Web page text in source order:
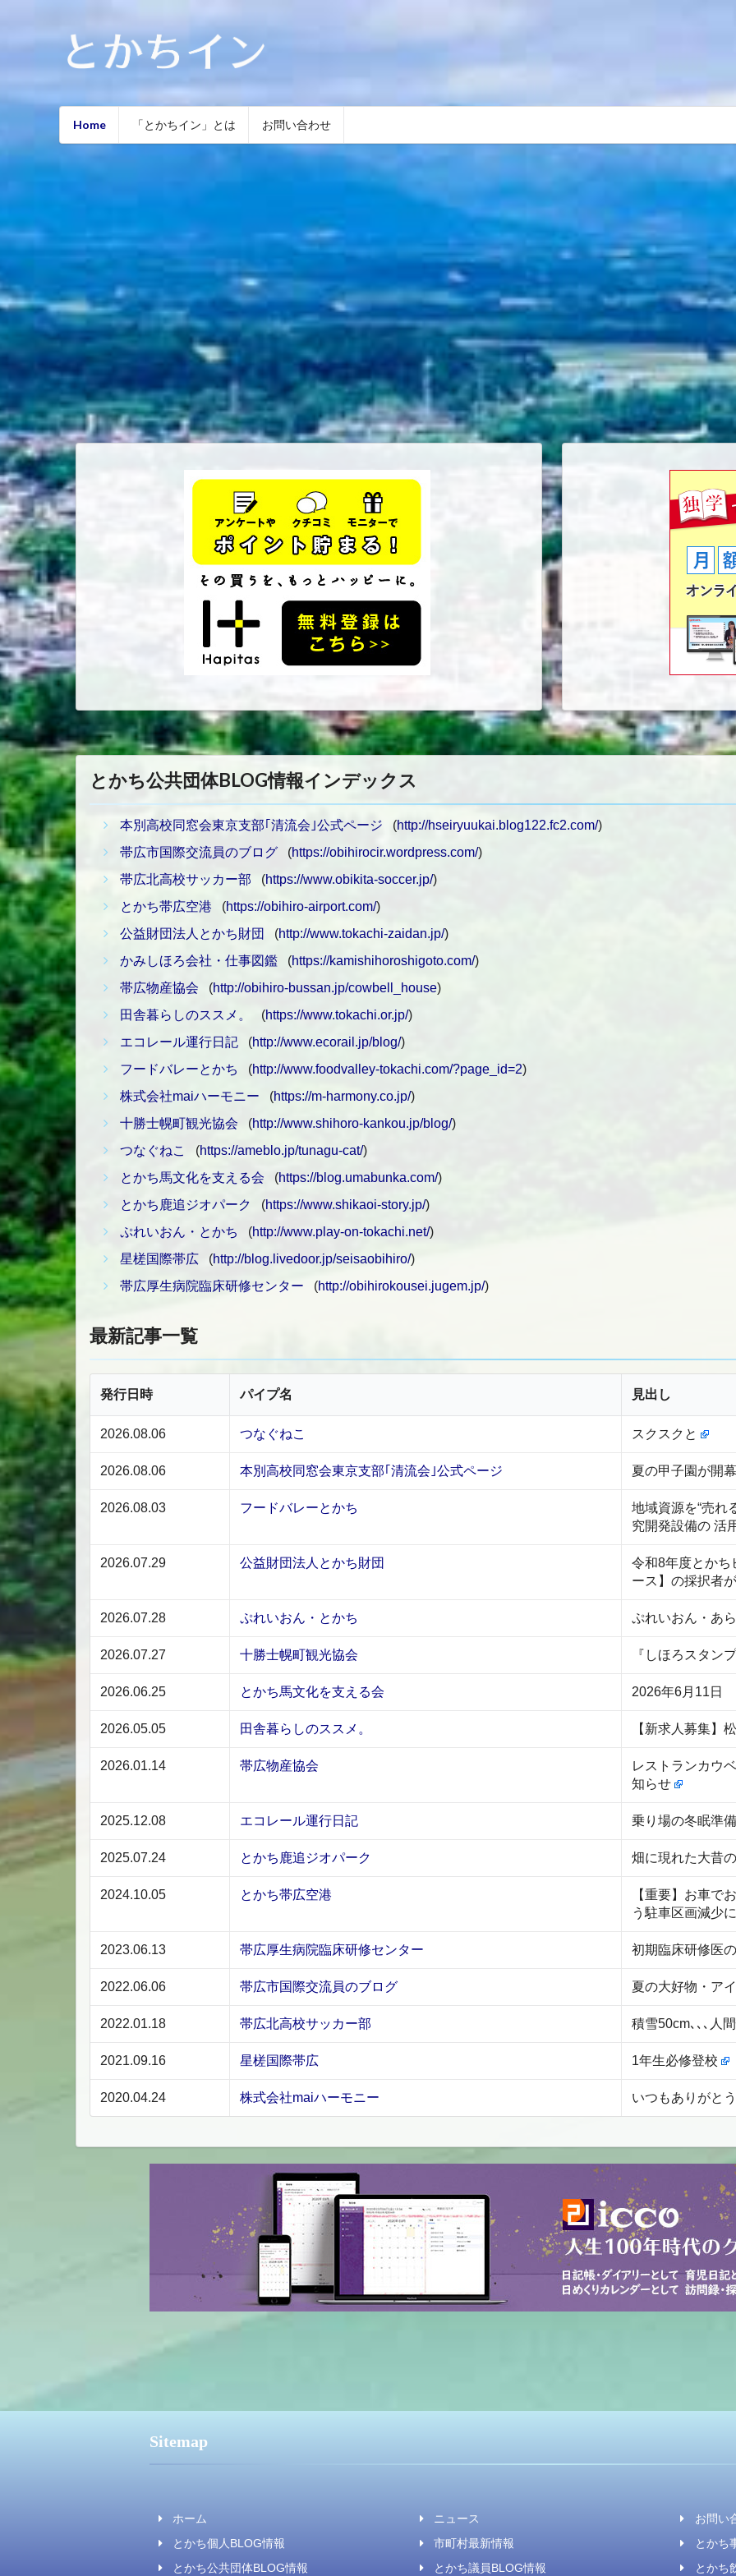
Home 「とかちイン」とは お問い合わせ
とかち公共団体BLOG情報インデックス
本別高校同窓会東京支部｢清流会｣公式ページ (http://hseiryuukai.blog122.fc2.com/)
帯広市国際交流員のブログ(https://obihirocir.wordpress.com/)
帯広北高校サッカー部 (https://www.obikita-soccer.jp/)
とかち帯広空港 (https://obihiro-airport.com/)
公益財団法人とかち財団
(http://www.tokachi-zaidan.jp/)
かみしほろ会社・仕事図鑑(https://kamishihoroshigoto.com/)
帯広物産協会 (http://obihiro-bussan.jp/cowbell_house)
田舎暮らしのススメ。
(https://www.tokachi.or.jp/)
エコレール運行日記(http://www.ecorail.jp/blog/)
フードバレーとかち (http://www.foodvalley-tokachi.com/?page_id=2)
株式会社maiハーモニー (https://m-harmony.co.jp/)
十勝士幌町観光協会 (http://www.shihoro-kankou.jp/blog/)
つなぐねこ
(https://ameblo.jp/tunagu-cat/)
とかち馬文化を支える会 (https://blog.umabunka.com/)
とかち鹿追ジオパーク (https://www.shikaoi-story.jp/)
ぷれいおん・とかち (http://www.play-on-tokachi.net/)
星槎国際帯広(http://blog.livedoor.jp/seisaobihiro/)
帯広厚生病院臨床研修センター (http://obihirokousei.jugem.jp/)
最新記事一覧
発行日時 パイプ名 見出し
2026.08.06 つなぐねこ スクスクと
2026.08.06 本別高校同窓会東京支部｢清流会｣公式ページ 夏の甲子園が開
2026.08.03 フードバレーとかち
地域資源を“売れ
究開発設備の 活
2026.07.29 公益財団法人とかち財団
令和8年度とかち
ース】の採択者
2026.07.28 ぷれいおん・とかち ぷれいおん・あ
2026.07.27 十勝士幌町観光協会 『しほろスタン
2026.06.25 とかち馬文化を支える会 2026年6月11
2026.05.05 田舎暮らしのススメ。 【新求人募集】
2026.01.14 帯広物産協会
レストランカウ
知らせ
2025.12.08 エコレール運行日記 乗り場の冬眠準
2025.07.24 とかち鹿追ジオパーク 畑に現れた大昔
2024.10.05 とかち帯広空港
【重要】お車で
う駐車区画減少
2023.06.13 帯広厚生病院臨床研修センター 初期臨床研修医
2022.06.06 帯広市国際交流員のブログ 夏の大好物・ア
2022.01.18 帯広北高校サッカー部 積雪50cm､､､人
2021.09.16 星槎国際帯広 1年生必修登校
2020.04.24 株式会社maiハーモニー いつもありがと
Sitemap
ホーム ニュース
お問い
とかち個人BLOG情報
市町村最新情報
とかち
とかち公共団体BLOG情報
とかち議員BLOG情報 とかち